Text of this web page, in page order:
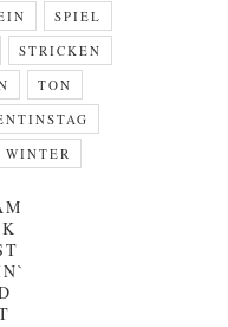
SPIEL
STRICKEN
TON
WINTER